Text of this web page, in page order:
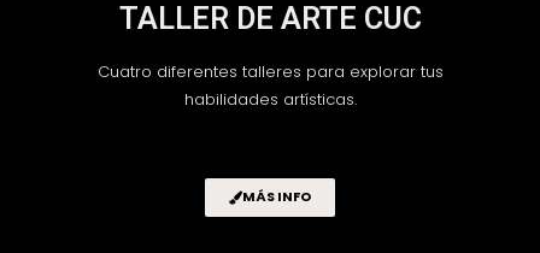
TALLER DE ARTE CUC
Cuatro diferentes talleres para explorar tus
habilidades artísticas.
MÁS INFO